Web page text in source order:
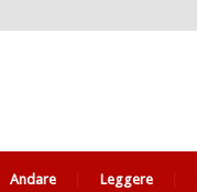
Andare Leggere